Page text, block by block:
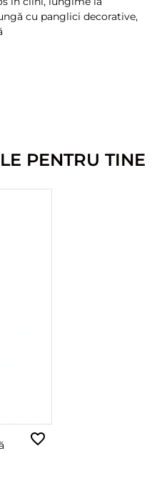
cu panglici decorative,
PENTRU TINE